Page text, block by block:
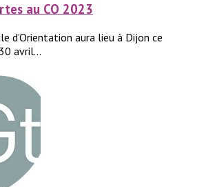
au CO 2023
d’Orientation aura lieu à Dijon ce
avril...